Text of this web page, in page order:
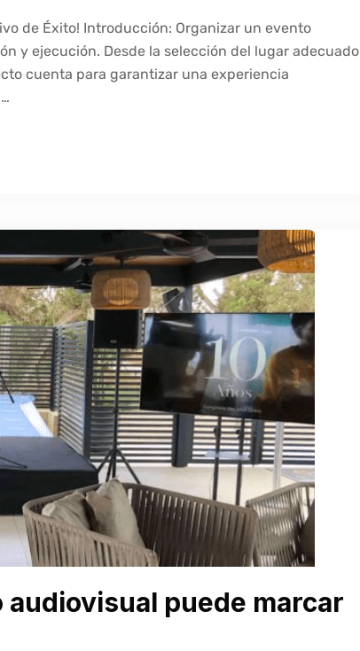
de Éxito! Introducción: Organizar un evento
y ejecución. Desde la selección del lugar adecuado
cuenta para garantizar una experiencia
puede marcar